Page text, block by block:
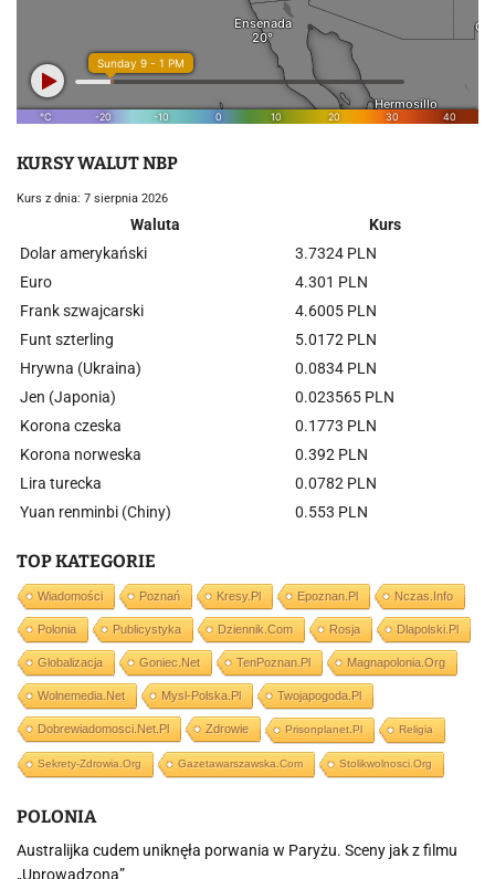
KURSY WALUT NBP
Kurs z dnia: 7 sierpnia 2026
Waluta
Kurs
Dolar amerykański
3.7324 PLN
Euro
4.301 PLN
Frank szwajcarski
4.6005 PLN
Funt szterling
5.0172 PLN
Hrywna (Ukraina)
0.0834 PLN
Jen (Japonia)
0.023565 PLN
Korona czeska
0.1773 PLN
Korona norweska
0.392 PLN
Lira turecka
0.0782 PLN
Yuan renminbi (Chiny)
0.553 PLN
TOP KATEGORIE
Wiadomości Poznań Kresy.pl Epoznan.pl Nczas.info
Polonia Publicystyka Dziennik.com Rosja Dlapolski.pl
Globalizacja Goniec.net TenPoznan.pl Magnapolonia.org
Wolnemedia.net Mysl-Polska.pl Twojapogoda.pl
Dobrewiadomosci.net.pl Zdrowie Prisonplanet.pl Religia
Sekrety-Zdrowia.org Gazetawarszawska.com Stolikwolnosci.org
POLONIA
Australijka cudem uniknęła porwania w Paryżu. Sceny jak z filmu
„Uprowadzona”